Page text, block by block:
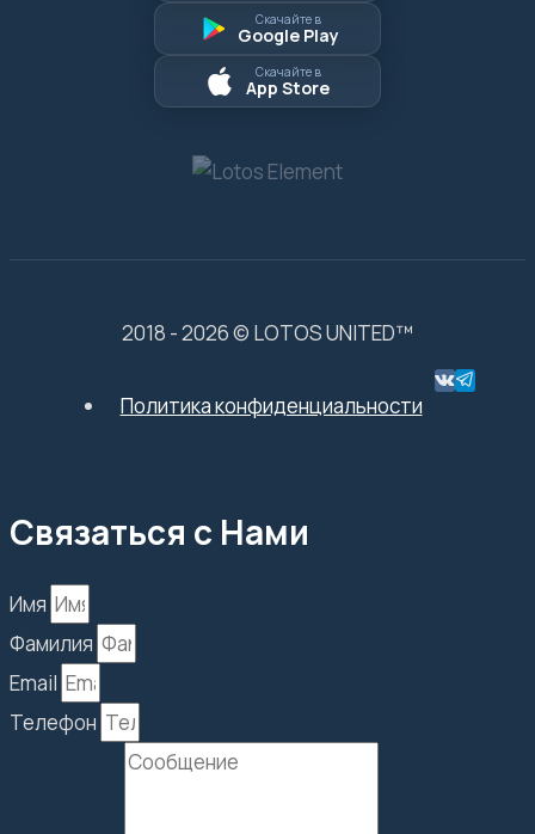
Скачайте в
Google Play
Скачайте в
App Store
2018 - 2026 © LOTOS UNITED™
Политика конфиденциальности
Связаться с Нами
Имя
Фамилия
Email
Телефон